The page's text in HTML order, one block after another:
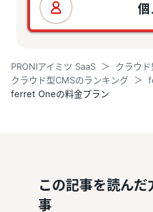
PRONIアイミツ SaaS
クラウ
クラウド型CMSのランキング
ferret Oneの料金プラン
この記事を読ん
事